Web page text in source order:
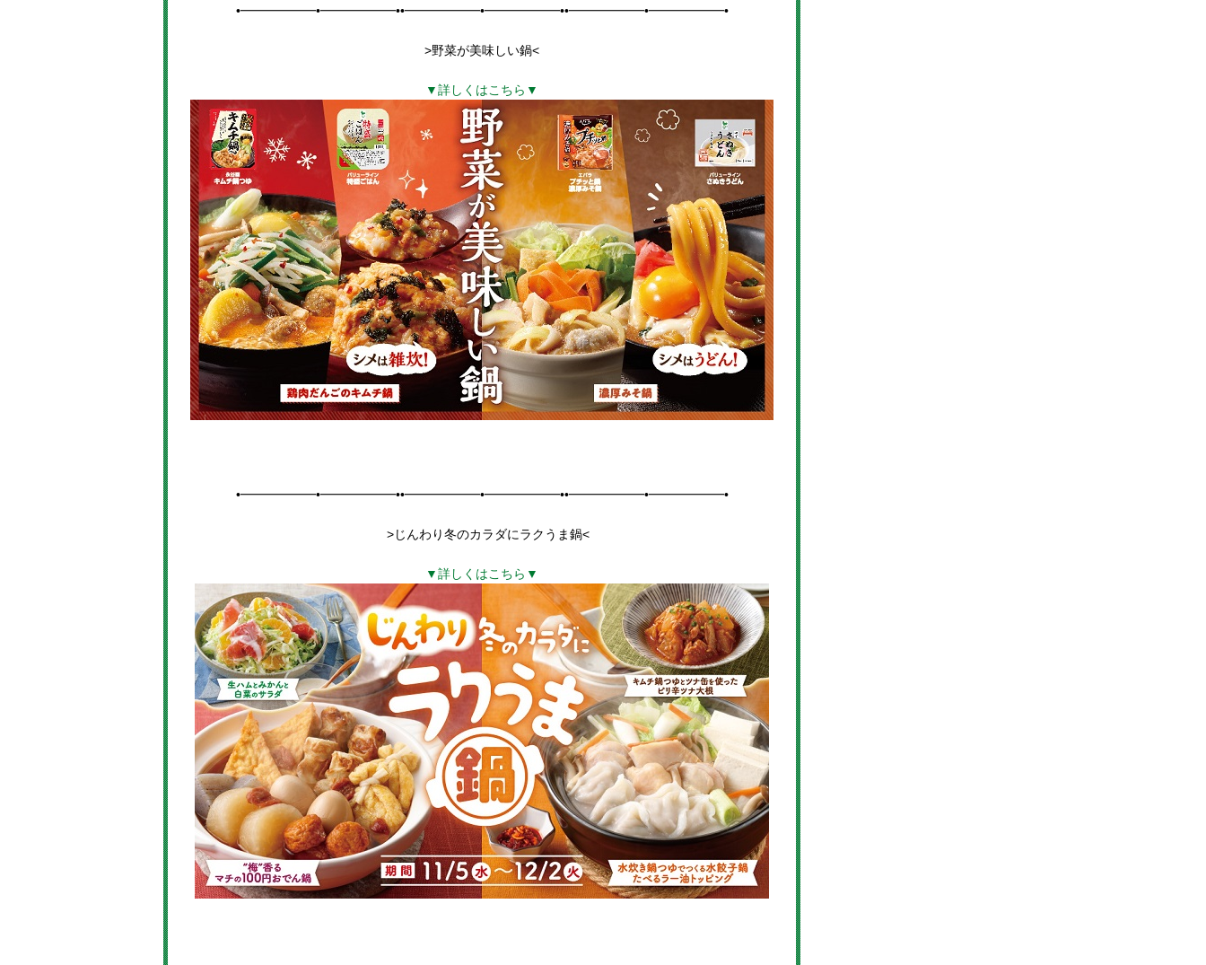
•━━━━━━•━━━━━━••━━━━━━•━━━━━━••━━━━━━•━━━━━━•
>野菜が美味しい鍋<
▼詳しくはこちら▼
•━━━━━━•━━━━━━••━━━━━━•━━━━━━••━━━━━━•━━━━━━•
>じんわり冬のカラダにラクうま鍋<
▼詳しくはこちら▼